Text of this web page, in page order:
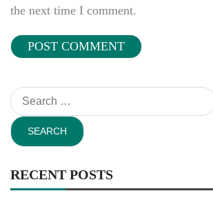
the next time I comment.
Search
for:
RECENT POSTS